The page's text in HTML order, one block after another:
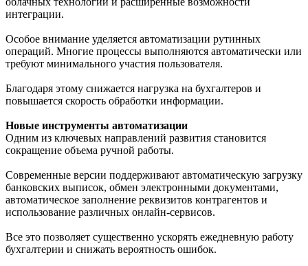
интеграции.
Особое внимание уделяется автоматизации рутинных
операций. Многие процессы выполняются автоматически или
требуют минимального участия пользователя.
Благодаря этому снижается нагрузка на бухгалтеров и
повышается скорость обработки информации.
Новые инструменты автоматизации
Одним из ключевых направлений развития становится
сокращение объема ручной работы.
Современные версии поддерживают автоматическую загрузку
банковских выписок, обмен электронными документами,
автоматическое заполнение реквизитов контрагентов и
использование различных онлайн-сервисов.
Все это позволяет существенно ускорять ежедневную работу
бухгалтерии и снижать вероятность ошибок.